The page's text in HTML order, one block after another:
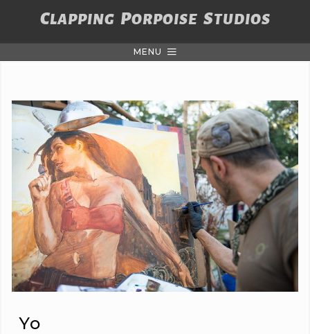
CLAPPING PORPOISE STUDIOS
MENU
Yo